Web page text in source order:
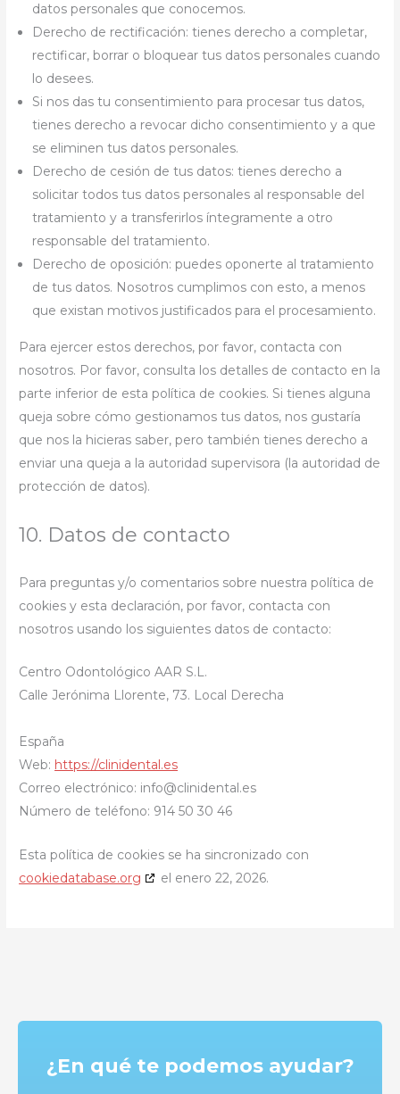
datos personales que conocemos.
Derecho de rectificación: tienes derecho a completar,
rectificar, borrar o bloquear tus datos personales cuando
lo desees.
Si nos das tu consentimiento para procesar tus datos,
tienes derecho a revocar dicho consentimiento y a que
se eliminen tus datos personales.
Derecho de cesión de tus datos: tienes derecho a
solicitar todos tus datos personales al responsable del
tratamiento y a transferirlos íntegramente a otro
responsable del tratamiento.
Derecho de oposición: puedes oponerte al tratamiento
de tus datos. Nosotros cumplimos con esto, a menos
que existan motivos justificados para el procesamiento.
Para ejercer estos derechos, por favor, contacta con
nosotros. Por favor, consulta los detalles de contacto en la
parte inferior de esta política de cookies. Si tienes alguna
queja sobre cómo gestionamos tus datos, nos gustaría
que nos la hicieras saber, pero también tienes derecho a
enviar una queja a la autoridad supervisora (la autoridad de
protección de datos).
10. Datos de contacto
Para preguntas y/o comentarios sobre nuestra política de
cookies y esta declaración, por favor, contacta con
nosotros usando los siguientes datos de contacto:
Centro Odontológico AAR S.L.
Calle Jerónima Llorente, 73. Local Derecha
España
Web: https://clinidental.es
Correo electrónico: info@clinidental.es
Número de teléfono: 914 50 30 46
Esta política de cookies se ha sincronizado con
cookiedatabase.org
el enero 22, 2026.
¿En qué te podemos ayudar?